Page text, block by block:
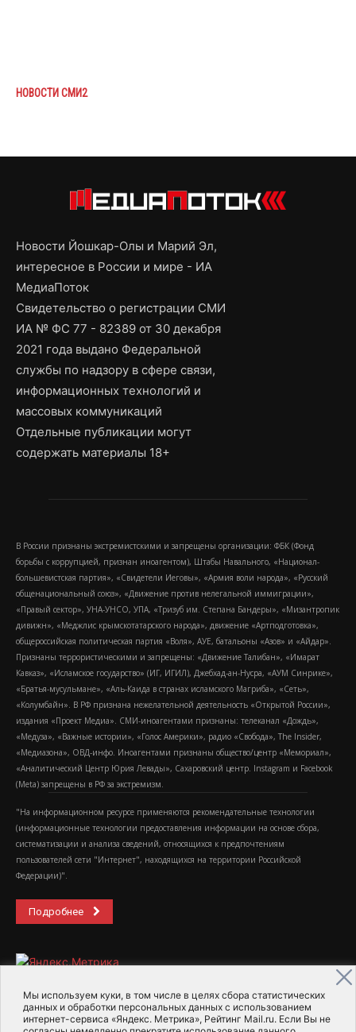
Мы используем куки, в том числе в целях сбора статистических
данных и обработки персональных данных с использованием
интернет-сервиса «Яндекс. Метрика», Рейтинг Mail.ru. Если Вы не
НОВОСТИ СМИ2
Новости Йошкар-Олы и Марий Эл,
интересное в России и мире - ИА
МедиаПоток
Свидетельство о регистрации СМИ
ИА № ФС 77 - 82389 от 30 декабря
2021 года выдано Федеральной
службы по надзору в сфере связи,
информационных технологий и
массовых коммуникаций
Отдельные публикации могут
содержать материалы 18+
В России признаны экстремистскими и запрещены организации: ФБК (Фонд
борьбы с коррупцией, признан иноагентом), Штабы Навального, «Национал-
большевистская партия», «Свидетели Иеговы», «Армия воли народа», «Русский
общенациональный союз», «Движение против нелегальной иммиграции»,
«Правый сектор», УНА-УНСО, УПА, «Тризуб им. Степана Бандеры», «Мизантропик
дивижн», «Меджлис крымскотатарского народа», движение «Артподготовка»,
общероссийская политическая партия «Воля», АУЕ, батальоны «Азов» и «Айдар».
Признаны террористическими и запрещены: «Движение Талибан», «Имарат
Кавказ», «Исламское государство» (ИГ, ИГИЛ), Джебхад-ан-Нусра, «АУМ Синрике»,
«Братья-мусульмане», «Аль-Каида в странах исламского Магриба», «Сеть»,
«Колумбайн». В РФ признана нежелательной деятельность «Открытой России»,
издания «Проект Медиа». СМИ-иноагентами признаны: телеканал «Дождь»,
«Медуза», «Важные истории», «Голос Америки», радио «Свобода», The Insider,
«Медиазона», ОВД-инфо. Иноагентами признаны общество/центр «Мемориал»,
«Аналитический Центр Юрия Левады», Сахаровский центр. Instagram и Facebook
(Metа) запрещены в РФ за экстремизм.
"На информационном ресурсе применяются рекомендательные технологии
(информационные технологии предоставления информации на основе сбора,
систематизации и анализа сведений, относящихся к предпочтениям
пользователей сети "Интернет", находящихся на территории Российской
Федерации)".
Подробнее